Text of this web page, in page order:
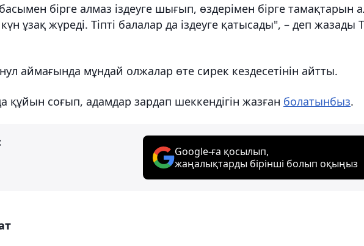
бірге алмаз іздеуге шығып, өздерімен бірге тамақтарын
ұзақ жүреді. Тіпті балалар да іздеуге қатысады", – деп жазады
аймағында мұндай олжалар өте сирек кездесетінін айтты.
құйын соғып, адамдар зардап шеккендігін жазған болатынбыз.
Google-ға қосылып,
жаңалықтарды бірінші болып оқыңыз